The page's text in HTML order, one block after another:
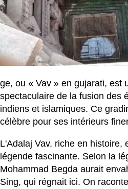
ge, ou « Vav » en gujarati, est
spectaculaire de la fusion des
indiens et islamiques. Ce
célèbre pour ses intérieurs
L'Adalaj Vav, riche en histoire,
légende fascinante. Selon la
Mohammad Begda aurait
Sing, qui régnait ici. On